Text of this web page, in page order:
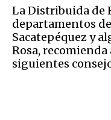
La Distribuida de
departamentos
Sacatepéquez y
Rosa,
siguientes